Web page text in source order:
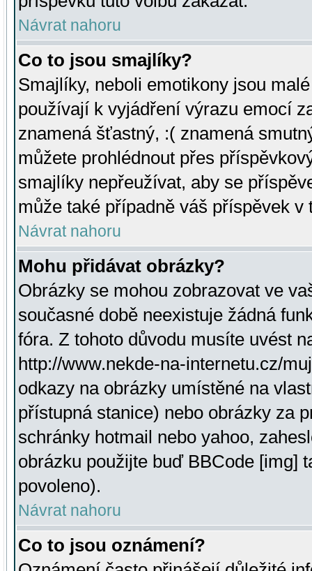
Návrat nahoru
Co to jsou smajlíky?
Smajlíky, neboli emotikony jsou
používají k vyjádření výrazu emocí
znamená šťastný, :( znamená
můžete prohlédnout přes
smajlíky nepřeužívat, aby se
může také případně váš příspěvek v
Návrat nahoru
Mohu přidávat obrázky?
Obrázky se mohou zobrazovat ve
současné době neexistuje žádná
fóra. Z tohoto důvodu musíte uvést
http://www.nekde-na-internetu.cz/
odkazy na obrázky umístěné na
přístupná stanice) nebo obrázky za
schránky hotmail nebo yahoo,
obrázku použijte buď BBCode [img]
povoleno).
Návrat nahoru
Co to jsou oznámení?